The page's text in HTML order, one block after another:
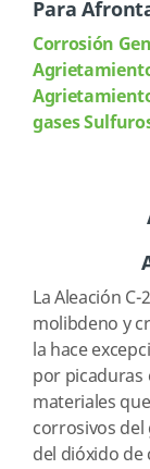
Para
Corrosión
gases
La Aleación
molibdeno y
la hace
por picaduras
materiales
corrosivos
del dióxido de